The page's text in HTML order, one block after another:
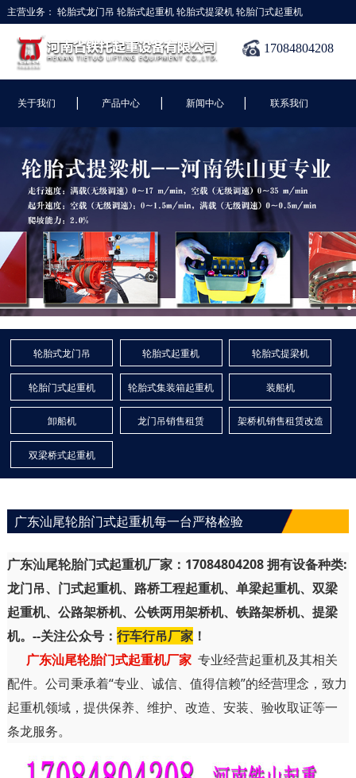
主营业务： 轮胎式龙门吊 轮胎式起重机轮胎式提梁机轮胎门式起重机
17084804208
关于我们 | 产品中心 | 新闻中心 | 联系我们
轮胎式龙门吊 轮胎式起重机 轮胎式提梁机
轮胎门式起重机 轮胎式集装箱起重机 装船机
卸船机 龙门吊销售租赁 架桥机销售租赁改造
双梁桥式起重机
广东汕尾轮胎门式起重机每一台严格检验
广东汕尾轮胎门式起重机厂家：17084804208 拥有设备种类:
龙门吊、门式起重机、路桥工程起重机、单梁起重机、双梁
起重机、公路架桥机、公铁两用架桥机、铁路架桥机、提梁
机。--关注公众号： 行车行吊厂家！
广东汕尾轮胎门式起重机厂家 专业经营起重机及其相关
配件。公司秉承着“专业、诚信、值得信赖”的经营理念，致力
起重机领域，提供保养、维护、改造、安装、验收取证等一
条龙服务。